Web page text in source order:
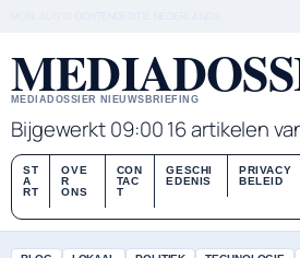
MEDIADOSSIER NIEUWSBRIEFING
Bijgewerkt 09:0016 artikelen
ST
A
RT
OVE
R
ONS
CON
TAC
T
GESCHI
EDENIS
PRIVACY
BELEID